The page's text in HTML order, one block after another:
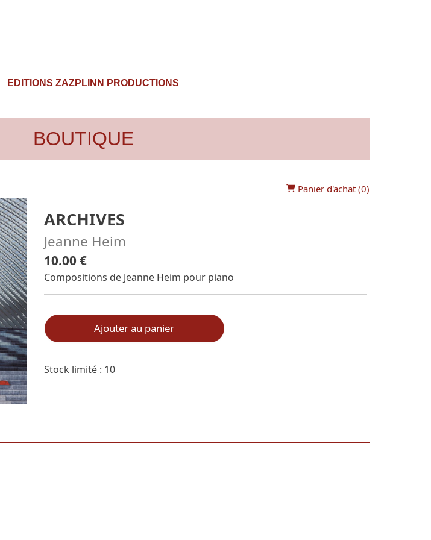
EDITIONS ZAZPLINN PRODUCTIONS
BOUTIQUE
Panier d'achat (0)
ARCHIVES
Jeanne Heim
10.00 €
Compositions de Jeanne Heim pour piano
Ajouter au panier
Stock limité : 10